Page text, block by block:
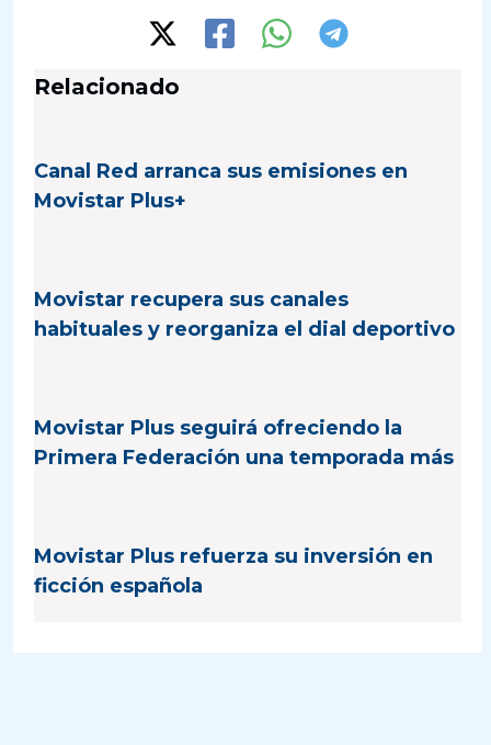
Relacionado
Canal Red arranca sus emisiones en
Movistar Plus+
Movistar recupera sus canales
habituales y reorganiza el dial deportivo
Movistar Plus seguirá ofreciendo la
Primera Federación una temporada más
Movistar Plus refuerza su inversión en
ficción española